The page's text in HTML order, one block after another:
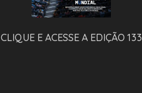
CLIQUE E ACESSE A EDIÇÃO 133